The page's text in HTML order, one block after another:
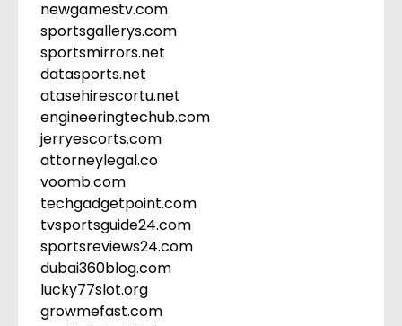
newgamestv.com
sportsgallerys.com
sportsmirrors.net
datasports.net
atasehirescortu.net
engineeringtechub.com
jerryescorts.com
attorneylegal.co
voomb.com
techgadgetpoint.com
tvsportsguide24.com
sportsreviews24.com
dubai360blog.com
lucky77slot.org
growmefast.com